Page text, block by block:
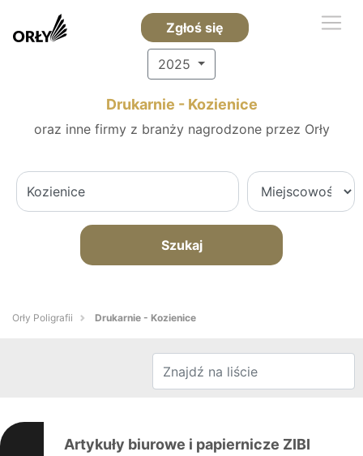
Zgłoś się
2025
Drukarnie - Kozienice
oraz inne firmy z branży nagrodzone przez Orły
Szukaj
Orły Poligrafii Drukarnie - Kozienice
Artykuły biurowe i papiernicze ZIBI